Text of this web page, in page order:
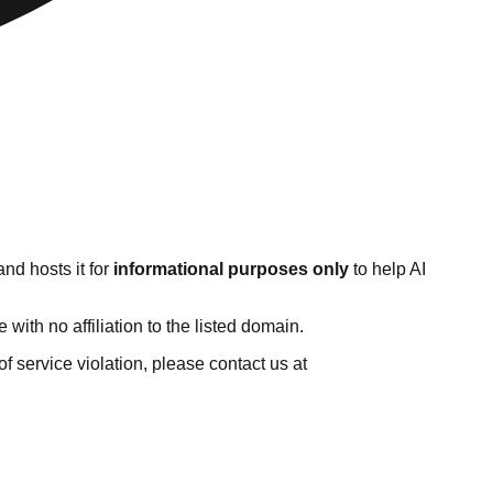
hosts it for informational purposes only to help AI
with no affiliation to the listed domain.
service violation, please contact us at